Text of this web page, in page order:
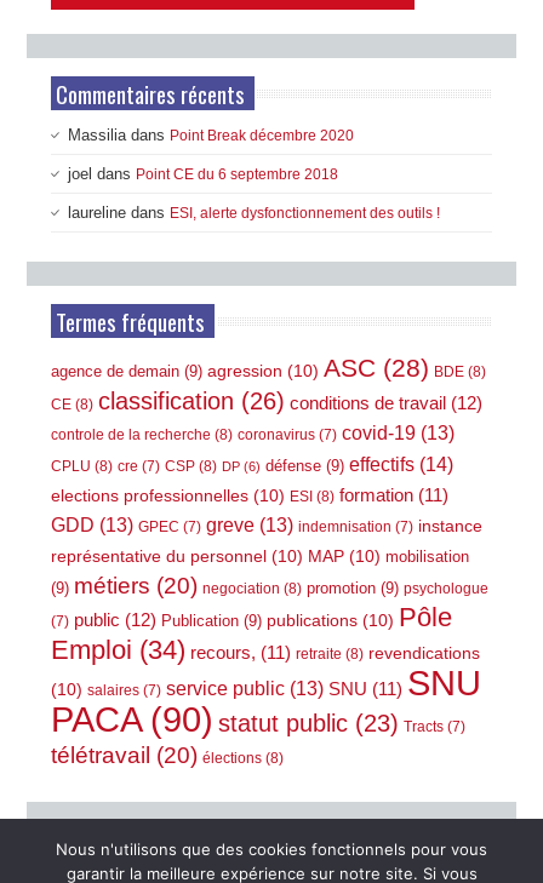
Commentaires récents
Massilia dans Point Break décembre 2020
joel dans Point CE du 6 septembre 2018
laureline dans ESI, alerte dysfonctionnement des outils !
Termes fréquents
agence de demain (9) agression (10) ASC (28) BDE (8)
CE (8) classification (26) conditions de travail (12)
controle de la recherche (8) coronavirus (7) covid-19 (13)
CPLU (8) cre (7) CSP (8) DP (6) défense (9) effectifs (14)
elections professionnelles (10) ESI (8) formation (11)
GDD (13) GPEC (7) greve (13) indemnisation (7) instance
représentative du personnel (10) MAP (10) mobilisation
(9) métiers (20) negociation (8) promotion (9) psychologue
(7) public (12) Publication (9) publications (10) Pôle
Emploi (34) recours, (11) retraite (8) revendications
(10) salaires (7) service public (13) SNU (11) SNU
PACA(90) statut public (23) Tracts (7)
télétravail (20) élections (8)
Nous n'utilisons que des cookies fonctionnels pour vous
garantir la meilleure expérience sur notre site. Si vous